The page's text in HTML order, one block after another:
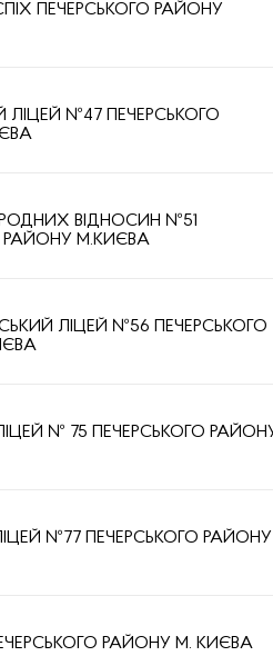
ПЕЧЕРСЬКОГО РАЙОНУ
ЛІЦЕЙ №47 ПЕЧЕРСЬКОГО
ВІДНОСИН №51
РАЙОНУ М.КИЄВА
ЛІЦЕЙ №56 ПЕЧЕРСЬКОГО
№ 75 ПЕЧЕРСЬКОГО
№77 ПЕЧЕРСЬКОГО РАЙОНУ
РАЙОНУ М. КИЄВА